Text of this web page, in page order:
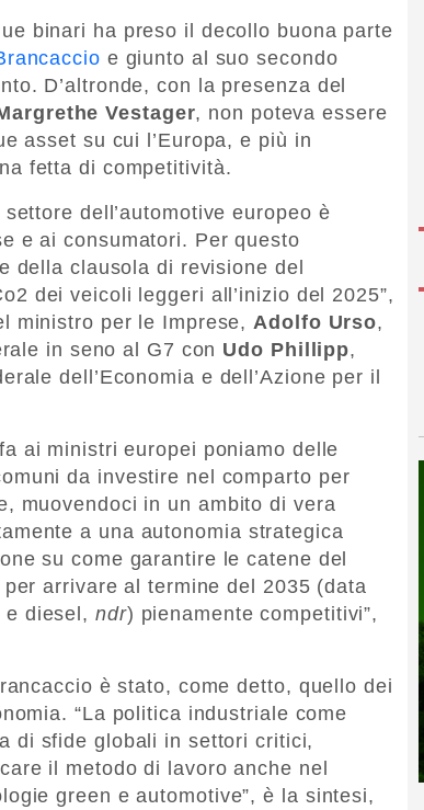
binari ha preso il decollo buona parte
e giunto al suo secondo
D’altronde, con la presenza del
Vestager, non poteva essere
asset su cui l’Europa, e più in
fetta di competitività.
dell’automotive europeo è
e ai consumatori. Per questo
della clausola di revisione del
dei veicoli leggeri all’inizio del 2025”,
ministro per le Imprese, Adolfo Urso,
in seno al G7 con Udo Phillipp,
dell’Economia e dell’Azione per il
ai ministri europei poniamo delle
da investire nel comparto per
muovendoci in un ambito di vera
a una autonomia strategica
su come garantire le catene del
arrivare al termine del 2035 (data
e diesel, ndr) pienamente competitivi”,
è stato, come detto, quello dei
“La politica industriale come
di sfide globali in settori critici,
il metodo di lavoro anche nel
green e automotive”, è la sintesi,